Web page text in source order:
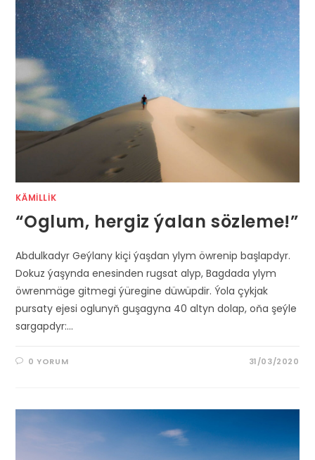
KÄMILLIK
“Oglum, hergiz ýalan sözleme!”
Abdulkadyr Geýlany kiçi ýaşdan ylym öwrenip başlapdyr.
Dokuz ýaşynda enesinden rugsat alyp, Bagdada ylym
öwrenmäge gitmegi ýüregine düwüpdir. Ýola çykjak
pursaty ejesi oglunyň guşagyna 40 altyn dolap, oňa şeýle
sargapdyr:…
0 YORUM 31/03/2020